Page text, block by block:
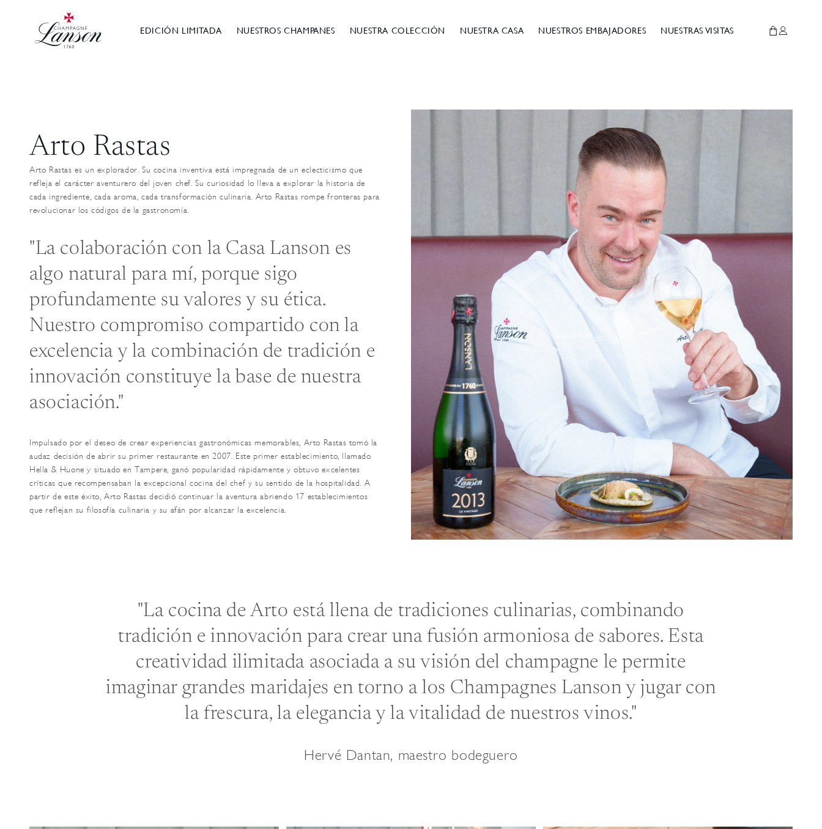
contenido
EDICIÓN LIMITADA NUESTROS CHAMPANES NUESTRA COLECCIÓN NUESTRA CASA NUESTROS EMBAJADORES NUESTRAS VISITAS Cesta
Conexión
Arto Rastas
Arto Rastas es un explorador. Su cocina inventiva está impregnada de un eclecticismo que
refleja el carácter aventurero del joven chef. Su curiosidad lo lleva a explorar la historia de
cada ingrediente, cada aroma, cada transformación culinaria. Arto Rastas rompe fronteras para
revolucionar los códigos de la gastronomía.
"La colaboración con la Casa Lanson es
algo natural para mí, porque sigo
profundamente su valores y su ética.
Nuestro compromiso compartido con la
excelencia y la combinación de tradición e
innovación constituye la base de nuestra
asociación."
Impulsado por el deseo de crear experiencias gastronómicas memorables, Arto Rastas tomó la
audaz decisión de abrir su primer restaurante en 2007. Este primer establecimiento, llamado
Hella & Huone y situado en Tampere, ganó popularidad rápidamente y obtuvo excelentes
críticas que recompensaban la excepcional cocina del chef y su sentido de la hospitalidad. A
partir de este éxito, Arto Rastas decidió continuar la aventura abriendo 17 establecimientos
que reflejan su filosofía culinaria y su afán por alcanzar la excelencia.
"La cocina de Arto está llena de tradiciones culinarias, combinando
tradición e innovación para crear una fusión armoniosa de sabores. Esta
creatividad ilimitada asociada a su visión del champagne le permite
imaginar grandes maridajes en torno a los Champagnes Lanson y jugar con
la frescura, la elegancia y la vitalidad de nuestros vinos."
Hervé Dantan, maestro bodeguero